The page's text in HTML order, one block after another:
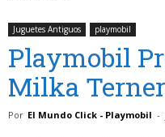
Juguetes Antiguos playmobil
Playmobil
Milka
Por El Mundo Click - Playmobil -